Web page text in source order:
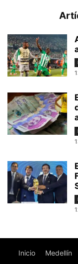
Inicio Medellín